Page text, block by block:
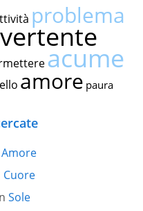
problema
acume
amore paura
Amore
Cuore
Sole